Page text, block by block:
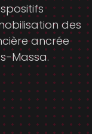
des
ancrée
Massa.